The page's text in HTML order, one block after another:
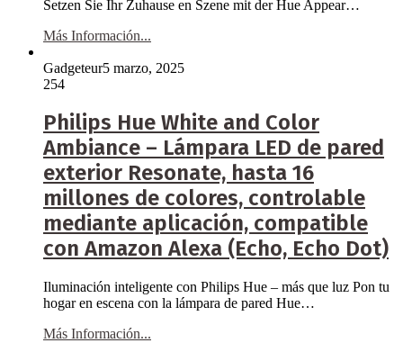
Setzen Sie Ihr Zuhause en Szene mit der Hue Appear…
Más Información...
Gadgeteur5 marzo, 2025
254
Philips Hue White and Color
Ambiance – Lámpara LED de pared
exterior Resonate, hasta 16
millones de colores, controlable
mediante aplicación, compatible
con Amazon Alexa (Echo, Echo Dot)
Iluminación inteligente con Philips Hue – más que luz Pon tu
hogar en escena con la lámpara de pared Hue…
Más Información...